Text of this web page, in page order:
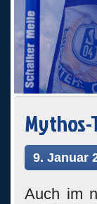
Mythos-
9. Januar
Auch im